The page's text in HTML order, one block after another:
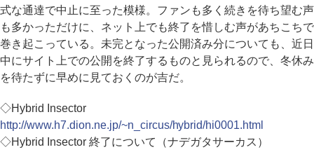
式な通達で中止に至った模様。ファンも多く続きを待ち望む声
も多かっただけに、ネット上でも終了を惜しむ声があちこちで
巻き起こっている。未完となった公開済み分についても、近日
中にサイト上での公開を終了するものと見られるので、冬休み
を待たずに早めに見ておくのが吉だ。
◇Hybrid Insector
http://www.h7.dion.ne.jp/~n_circus/hybrid/hi0001.html
◇Hybrid Insector 終了について（ナデガタサーカス）